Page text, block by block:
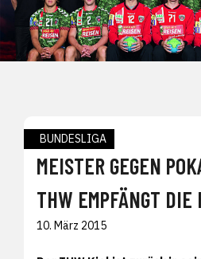
BUNDESLIGA
MEISTER GEGEN
THW EMPFÄNGT DIE
10. März 2015